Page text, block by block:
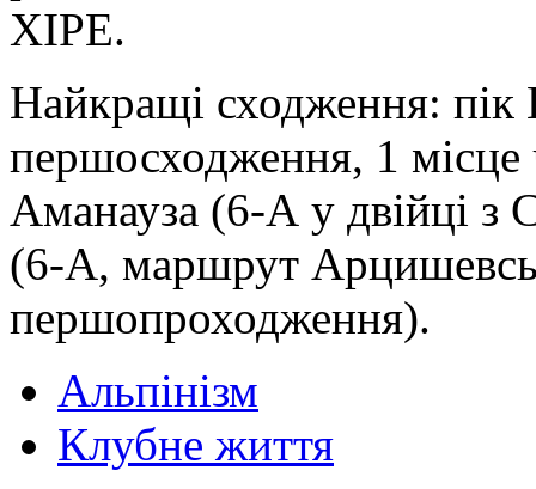
ХІРЕ.
Найкращі сходження: пік
першосходження, 1
Аманауза (6-А у двійці
(6-А, маршрут
першопроходження).
Альпінізм
Клубне життя